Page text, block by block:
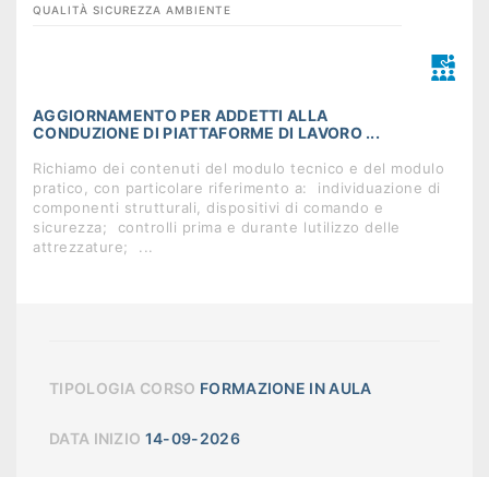
QUALITÀ SICUREZZA AMBIENTE
AGGIORNAMENTO PER ADDETTI ALLA
CONDUZIONE DI PIATTAFORME DI LAVORO ...
Richiamo dei contenuti del modulo tecnico e del modulo
pratico, con particolare riferimento a:  individuazione di
componenti strutturali, dispositivi di comando e
sicurezza;  controlli prima e durante lutilizzo delle
attrezzature;  ...
TIPOLOGIA CORSO FORMAZIONE IN AULA
DATA INIZIO 14-09-2026